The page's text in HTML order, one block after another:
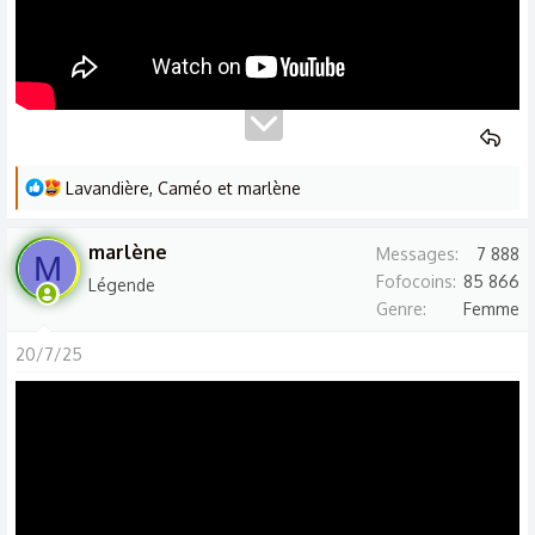
L
s
é
c
t
Lavandière, Caméo et marlène
M marlène
Légende
Messages
7 888
Fofocoins 85 866
Genre
Femme
20/7/25